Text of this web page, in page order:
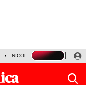
NICOLÁS MADURO P-8